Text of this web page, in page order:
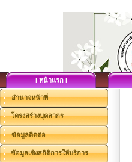
I หน้าแรก I
อำนาจหน้าที่
โครงสร้างบุคลากร
ข้อมูลติดต่อ
ข้อมูลเชิงสถิติการให้บริการ